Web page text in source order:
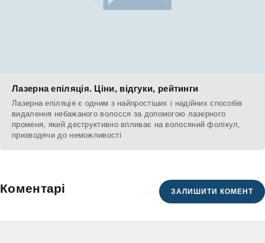
Лазерна епіляція. Ціни, відгуки, рейтинги
Лазерна епіляція є одним з найпростіших і надійних способів
видалення небажаного волосся за допомогою лазерного
променя, який деструктивно впливає на волосяний фолікул,
призводячи до неможливості
Коментарі ЗАЛИШИТИ КОМЕНТ